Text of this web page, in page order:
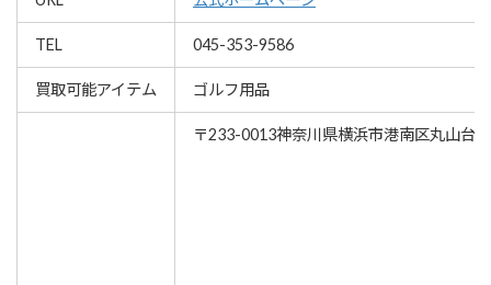
TEL 045-353-9586
買取可能アイテム ゴルフ用品
〒233-0013神奈川県横浜市港南区丸山台